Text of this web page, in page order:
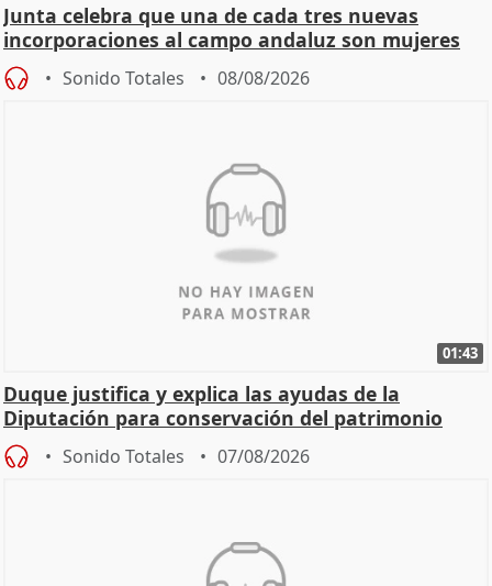
Junta celebra que una de cada tres nuevas
incorporaciones al campo andaluz son mujeres
jóvenes
Sonido Totales 08/08/2026
01:43
Duque justifica y explica las ayudas de la
Diputación para conservación del patrimonio
Sonido Totales 07/08/2026